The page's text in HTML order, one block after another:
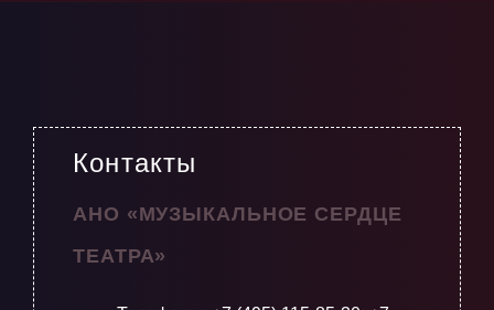
Контакты
АНО «МУЗЫКАЛЬНОЕ СЕРДЦЕ
ТЕАТРА»